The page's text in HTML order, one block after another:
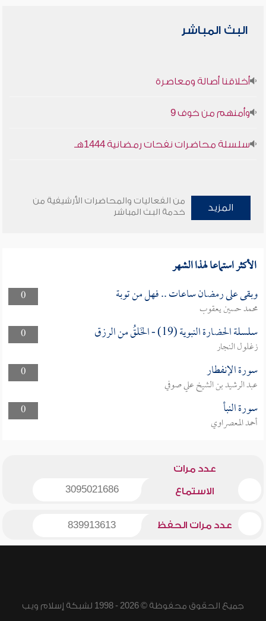
البث المباشر
أخلاقنا أصالة ومعاصرة
وأمنهم من خوف 9
سلسلة محاضرات نفحات رمضانية 1444هـ
المزيد
من الفعاليات والمحاضرات الأرشيفية من
خدمة البث المباشر
الأكثر استماعا لهذا الشهر
0 وبقى على رمضان ساعات .. فهل من توبة
محمد حسين يعقوب
0
سلسلة الحضارة النبوية (19) - الخَلقُ من الرزق
زغلول النجار
0
سورة الإنفطار
عبد الرشيد بن الشيخ علي صوفي
0
سورة النبأ
أحمد المعصراوي
عدد مرات
الاستماع 3095021686
عدد مرات الحفظ 839913613
جميع الحقوق محفوظة © 2026 - 1998 لشبكة إسلام ويب